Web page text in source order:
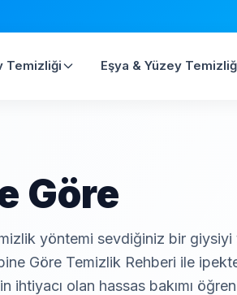
Temizliği Eşya & Yüzey
Göre
yöntemi sevdiğiniz bir
Göre Temizlik Rehberi ile
olan hassas bakımı